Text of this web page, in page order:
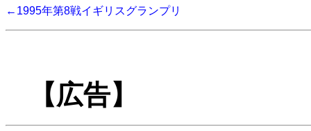
←1995年第8戦イギリスグランプリ
【広告】